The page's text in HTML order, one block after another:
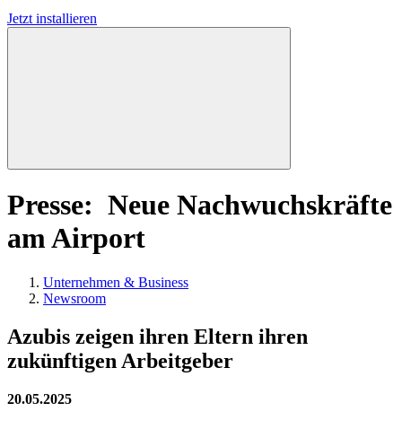
Jetzt installieren
Presse: Neue Nachwuchskräfte
am Airport
Unternehmen & Business
Newsroom
Azubis zeigen ihren Eltern ihren
zukünftigen Arbeitgeber
20.05.2025